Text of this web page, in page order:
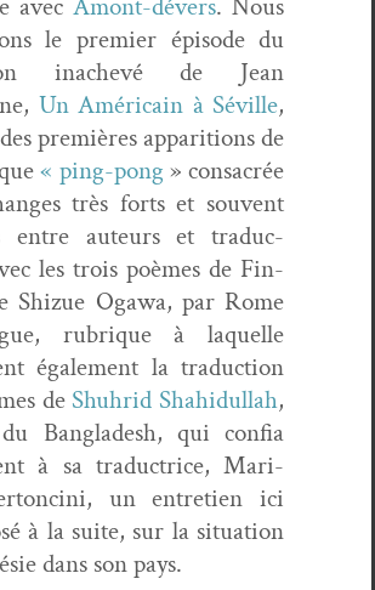
avecAmont-dévers. Nous
le pre­mier épisode du
inachevé de Jean
Un Améri­cain à Séville,
pre­mières appari­tions de
« ping-pong » con­sacrée
très forts et sou­vent
entre auteurs et tra­duc­
les trois poèmes de Fin­
Shizue Ogawa, par Rome
rubrique à laque­lle
égale­ment la tra­duc­tion
de Shuhrid Shahidul­lah,
Bangladesh, qui con­fia
à sa tra­duc­trice, Mar­i­
un entre­tien ici
à la suite, sur la sit­u­a­tion
dans son pays.